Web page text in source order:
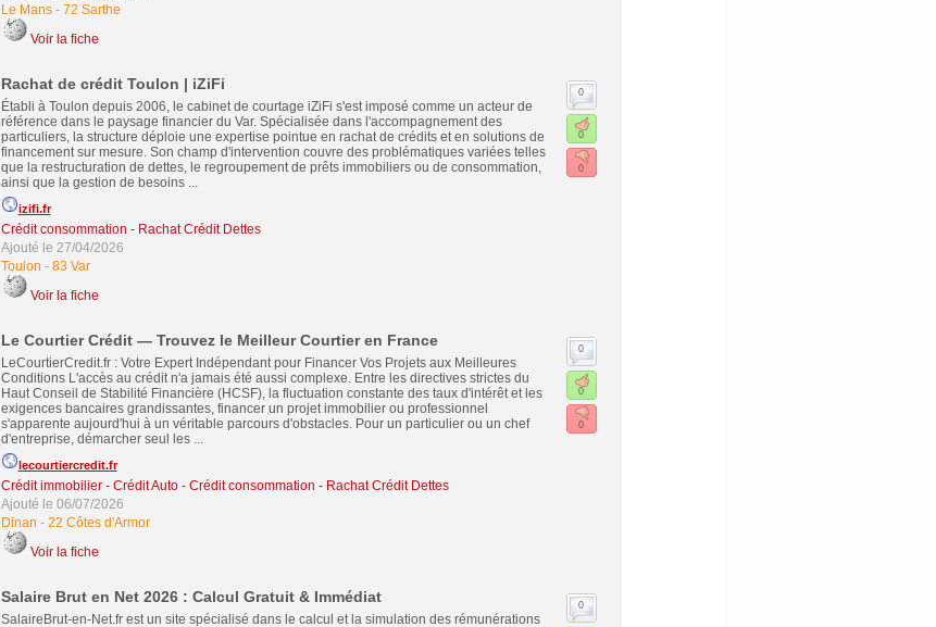
Le Mans- 72 Sarthe
Voir la fiche
Rachat de crédit Toulon | iZiFi
Établi à Toulon depuis 2006, le cabinet de courtage iZiFi s'est imposé comme un acteur de
référence dans le paysage financier du Var. Spécialisée dans l'accompagnement des
particuliers, la structure déploie une expertise pointue en rachat de crédits et en solutions de
financement sur mesure. Son champ d'intervention couvre des problématiques variées telles
que la restructuration de dettes, le regroupement de prêts immobiliers ou de consommation,
ainsi que la gestion de besoins ...
izifi.fr
Crédit consommation - Rachat Crédit Dettes
Ajouté le 27/04/2026
Toulon - 83 Var
Voir la fiche
0
0
0
Le Courtier Crédit — Trouvez le Meilleur Courtier en France
LeCourtierCredit.fr : Votre Expert Indépendant pour Financer Vos Projets aux Meilleures
Conditions L'accès au crédit n'a jamais été aussi complexe. Entre les directives strictes du
Haut Conseil de Stabilité Financière (HCSF), la fluctuation constante des taux d'intérêt et les
exigences bancaires grandissantes, financer un projet immobilier ou professionnel
s'apparente aujourd'hui à un véritable parcours d'obstacles. Pour un particulier ou un chef
d'entreprise, démarcher seul les ...
lecourtiercredit.fr
Crédit immobilier- Crédit Auto- Crédit consommation - Rachat Crédit Dettes
Ajouté le 06/07/2026
Dinan - 22 Côtes d'Armor
Voir la fiche
0
0
0
Salaire Brut en Net 2026 : Calcul Gratuit & Immédiat
SalaireBrut-en-Net.fr est un site spécialisé dans le calcul et la simulation des rémunérations
0